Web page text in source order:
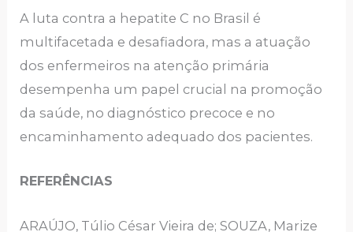
A luta contra a hepatite C no Brasil é
multifacetada e desafiadora, mas a atuação
dos enfermeiros na atenção primária
desempenha um papel crucial na promoção
da saúde, no diagnóstico precoce e no
encaminhamento adequado dos pacientes.
REFERÊNCIAS
ARAÚJO, Túlio César Vieira de; SOUZA, Marize